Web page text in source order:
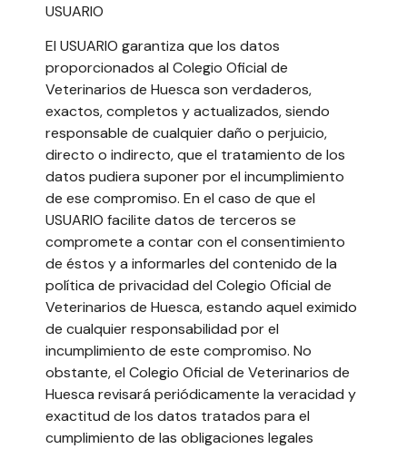
USUARIO
El USUARIO garantiza que los datos
proporcionados al Colegio Oficial de
Veterinarios de Huesca son verdaderos,
exactos, completos y actualizados, siendo
responsable de cualquier daño o perjuicio,
directo o indirecto, que el tratamiento de los
datos pudiera suponer por el incumplimiento
de ese compromiso. En el caso de que el
USUARIO facilite datos de terceros se
compromete a contar con el consentimiento
de éstos y a informarles del contenido de la
política de privacidad del Colegio Oficial de
Veterinarios de Huesca, estando aquel eximido
de cualquier responsabilidad por el
incumplimiento de este compromiso. No
obstante, el Colegio Oficial de Veterinarios de
Huesca revisará periódicamente la veracidad y
exactitud de los datos tratados para el
cumplimiento de las obligaciones legales